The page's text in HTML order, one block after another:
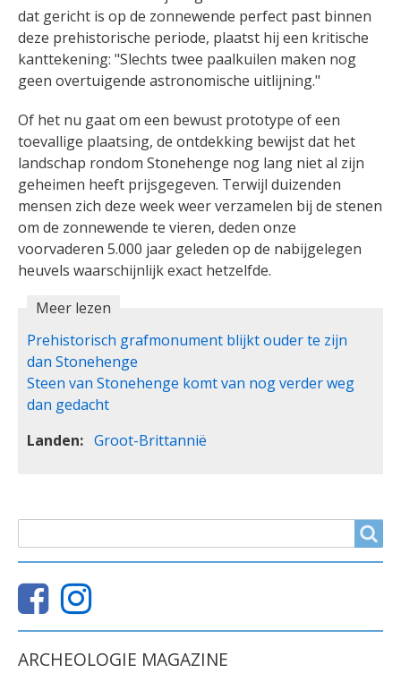
dat gericht is op de zonnewende perfect past binnen
deze prehistorische periode, plaatst hij een kritische
kanttekening: "Slechts twee paalkuilen maken nog
geen overtuigende astronomische uitlijning."
Of het nu gaat om een bewust prototype of een
toevallige plaatsing, de ontdekking bewijst dat het
landschap rondom Stonehenge nog lang niet al zijn
geheimen heeft prijsgegeven. Terwijl duizenden
mensen zich deze week weer verzamelen bij de stenen
om de zonnewende te vieren, deden onze
voorvaderen 5.000 jaar geleden op de nabijgelegen
heuvels waarschijnlijk exact hetzelfde.
Meer lezen
Prehistorisch grafmonument blijkt ouder te zijn
dan Stonehenge
Steen van Stonehenge komt van nog verder weg
dan gedacht
Landen
Groot-Brittannië
ARCHEOLOGIE MAGAZINE